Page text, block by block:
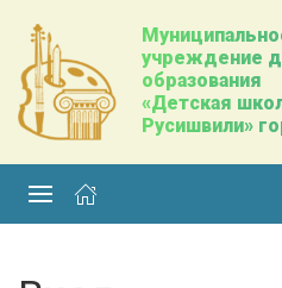
учреждение
образования
«Детская
Русишвили»